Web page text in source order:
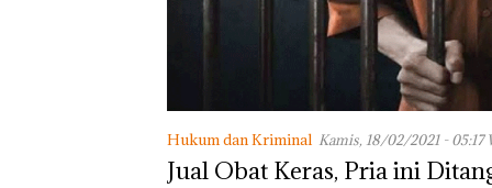
Hukum dan Kriminal Kamis, 18/02/2021 - 05:17
Jual Obat Keras, Pria ini